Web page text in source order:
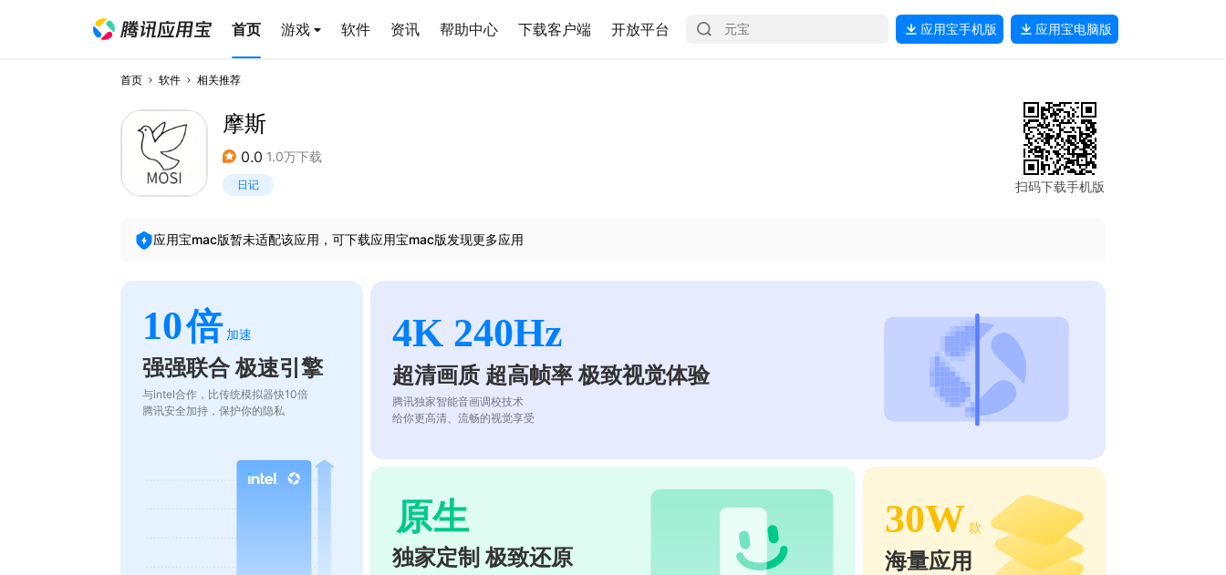
首页 游戏 软件 资讯 帮助中心 下载客户端 开放平台 应用宝手机版 应用宝电脑版
首页 软件 相关推荐
摩斯
0.0 1.0万下载
日记 扫码下载手机版
应用宝mac版暂未适配该应用，可下载应用宝mac版发现更多应用
10倍 加速
强强联合 极速引擎
与intel合作，比传统模拟器快10倍
腾讯安全加持，保护你的隐私
4K 240Hz
超清画质 超高帧率 极致视觉体验
腾讯独家智能音画调校技术
给你更高清、流畅的视觉享受
原生
独家定制 极致还原
30W 款
海量应用